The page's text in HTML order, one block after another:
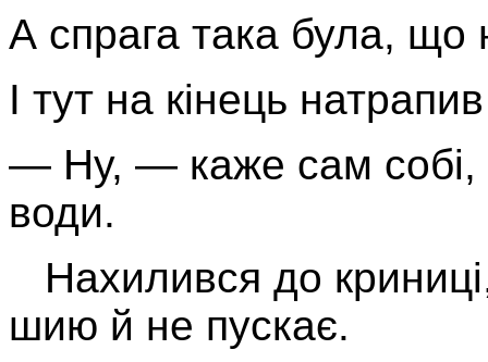
А спрага така була, що
І тут на кінець
— Ну, — каже сам собі,
води.
Нахилився до
шию й не пускає.